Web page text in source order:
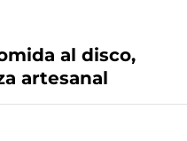
al disco,
artesanal